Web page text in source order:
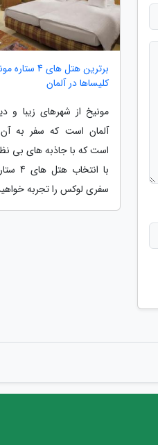
برترین هتل های
کلیساها در آلمان
مونیخ از شهرهای زیبا و
آلمان است که سفر به
است که با جاذبه های بی
با
سفری لوکس را تجربه